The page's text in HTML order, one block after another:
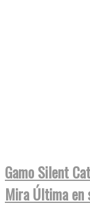
Gamo Silent
Mira Última en